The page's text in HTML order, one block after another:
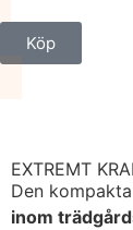
Köp
EXTREMT
Den kompakta
inom